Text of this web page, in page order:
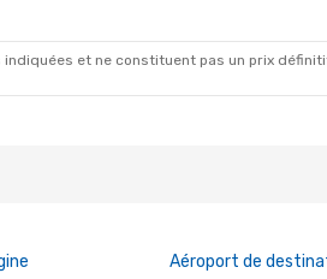
et ne constituent pas un prix
Aéroport de